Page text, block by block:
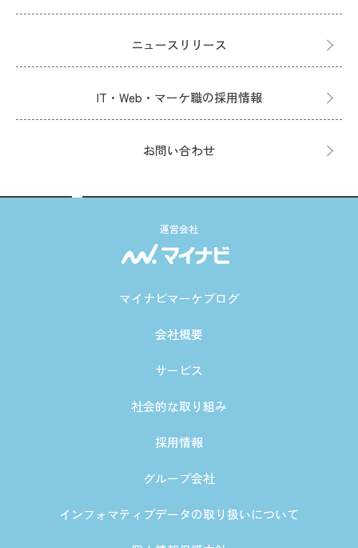
ニュースリリース
IT・Web・マーケ職の採用情報
お問い合わせ
運営会社
マイナビマーケブログ
会社概要
サービス
社会的な取り組み
採用情報
グループ会社
インフォマティブデータの取り扱いについて